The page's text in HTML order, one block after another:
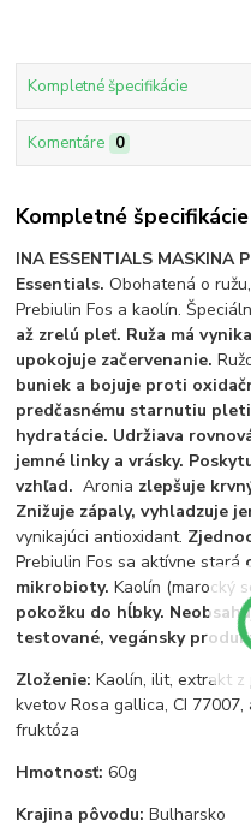
Kompletné špecifikácie
Komentáre 0
Kompletné špecifikácie
INA ESSENTIALS
Essentials. Obohatená o
Prebiulin Fos a kaolín.
až zrelú pleť. Ruža má
upokojuje začervenanie.
buniek a bojuje proti
predčasnému starnutiu
hydratácie. Udržiava
jemné linky a vrásky.
vzhľad. Aronia zlepšuje
Znižuje zápaly, vyhladzuje
vynikajúci antioxidant.
Prebiulin Fos sa aktívne stará
mikrobioty. Kaolín (marocký
pokožku do hĺbky.
testované, vegánsky
Zloženie:Kaolín, ilit, extrakt z
kvetov Rosa gallica, CI
fruktóza
Hmotnosť:60g
Krajina pôvodu:Bulharsko